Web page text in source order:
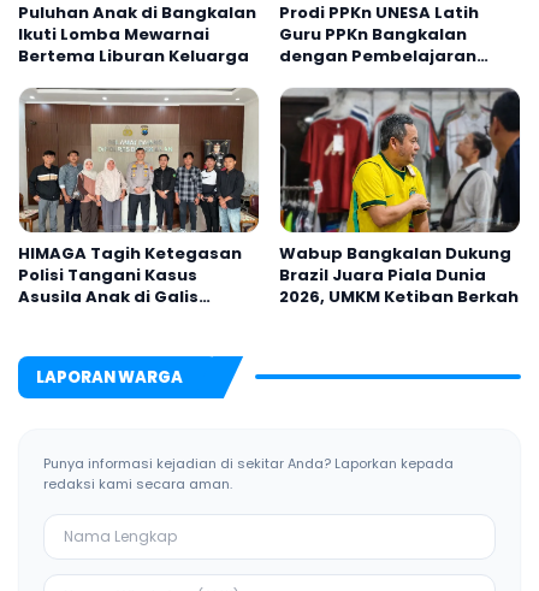
Puluhan Anak di Bangkalan
Ikuti Lomba Mewarnai
Bertema Liburan Keluarga
Prodi PPKn UNESA Latih
Guru PPKn Bangkalan
dengan Pembelajaran
HIMAGA Tagih Ketegasan
Polisi Tangani Kasus
Asusila Anak di Galis
Wabup Bangkalan Dukung
Brazil Juara Piala Dunia
2026, UMKM Ketiban Berkah
LAPORAN WARGA
Punya informasi kejadian di sekitar Anda? Laporkan kepada
redaksi kami secara aman.